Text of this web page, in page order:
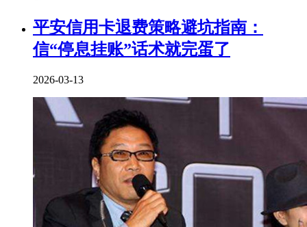
平安信用卡退费策略避坑指南：
信“停息挂账”话术就完蛋了
2026-03-13